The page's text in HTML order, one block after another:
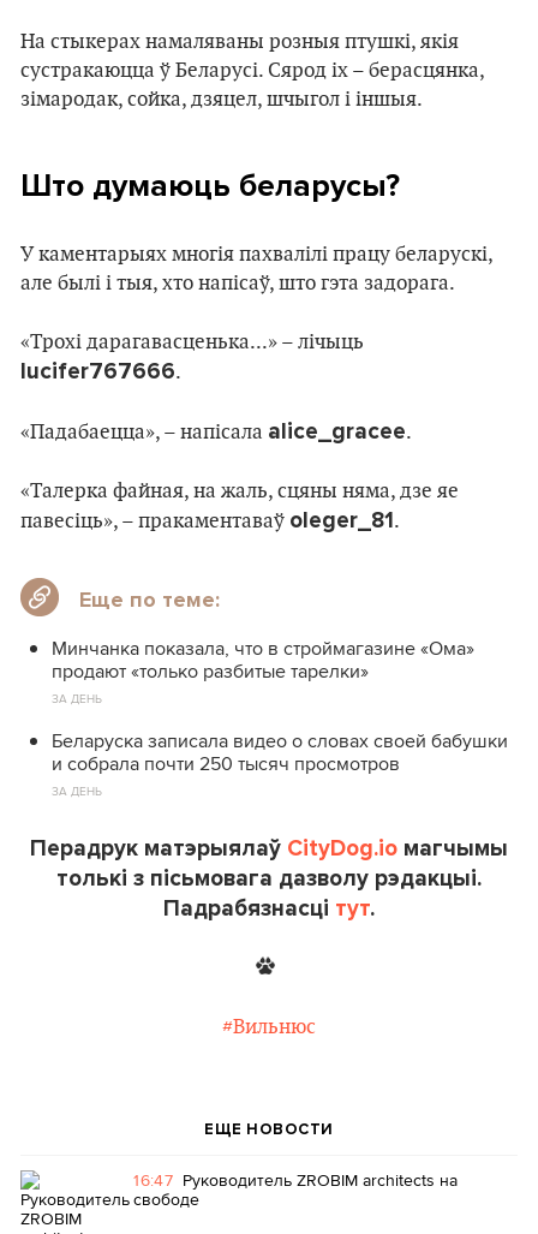
На стыкерах намаляваны розныя птушкі, якія
сустракаюцца ў Беларусі. Сярод іх – берасцянка,
зімародак, сойка, дзяцел, шчыгол і іншыя.
Што думаюць беларусы?
У каментарыях многія пахвалілі працу беларускі,
але былі і тыя, хто напісаў, што гэта задорага.
«Трохi дарагавасценька...» – лічыць
lucifer767666.
«Падабаецца», – напісала alice_gracee.
«Талерка файная, на жаль, сцяны няма, дзе яе
павесіць», – пракаментаваў oleger_81.
Еще по теме:
Минчанка показала, что в строймагазине «Ома»
продают «только разбитые тарелки»
ЗА ДЕНЬ
Беларуска записала видео о словах своей бабушки
и собрала почти 250 тысяч просмотров
ЗА ДЕНЬ
Перадрук матэрыялаў CityDog.io магчымы
толькі з пісьмовага дазволу рэдакцыі.
Падрабязнасці тут.
#Вильнюс
ЕЩЕ НОВОСТИ
16:47 Руководитель ZROBIM architects на
свободе